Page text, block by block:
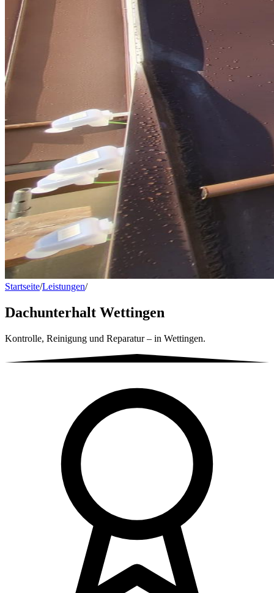
Startseite/Leistungen/Dachunterhalt Wettingen
Dachunterhalt Wettingen
Kontrolle, Reinigung und Reparatur – in Wettingen.